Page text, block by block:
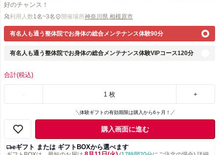
好のチャンス！
利用人数1名~3名 開催場所神奈川県 相模原市
有名人も通う整体院でお身体の総合メンテナンス体験90分
有名人も通う整体院でお身体の総合メンテナンス体験VIPコース120分
合計(税込)
- 1 枚 +
体験ギフトの有効期限は購入から6ヶ月！
購入画面に進む
eギフト または ギフトBOXから選べます